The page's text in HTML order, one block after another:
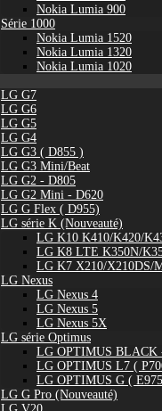
Nokia Lumia 900
Série 1000
Nokia Lumia 1520
Nokia Lumia 1320
Nokia Lumia 1020
LG G7
LG G6
LG G5
LG G4
LG G3 ( D855 )
LG G3 Mini/Beat
LG G2 - D805
LG G2 Mini - D620
LG G Flex ( D955)
LG série K (Nouveauté)
LG K10 K410/K420/
LG K8 LTE K350N/
LG K7 X210/X210DS/
LG Nexus
LG Nexus 4
LG Nexus 5
LG Nexus 5X
LG série Optimus
LG OPTIMUS BLACK
LG OPTIMUS L7 (
LG OPTIMUS G (
LG G Pro (Nouveauté)